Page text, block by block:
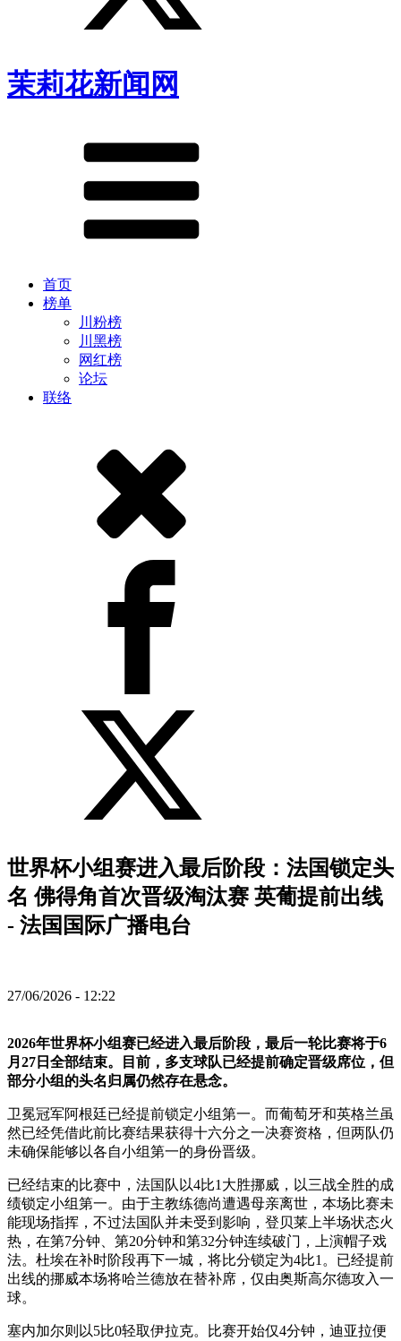
茉莉花新闻网
首页
榜单
川粉榜
川黑榜
网红榜
论坛
联络
世界杯小组赛进入最后阶段：法国锁定头
名 佛得角首次晋级淘汰赛 英葡提前出线
- 法国国际广播电台
27/06/2026 - 12:22
2026年世界杯小组赛已经进入最后阶段，最后一轮比赛将于6
月27日全部结束。目前，多支球队已经提前确定晋级席位，但
部分小组的头名归属仍然存在悬念。
卫冕冠军阿根廷已经提前锁定小组第一。而葡萄牙和英格兰虽
然已经凭借此前比赛结果获得十六分之一决赛资格，但两队仍
未确保能够以各自小组第一的身份晋级。
已经结束的比赛中，法国队以4比1大胜挪威，以三战全胜的成
绩锁定小组第一。由于主教练德尚遭遇母亲离世，本场比赛未
能现场指挥，不过法国队并未受到影响，登贝莱上半场状态火
热，在第7分钟、第20分钟和第32分钟连续破门，上演帽子戏
法。杜埃在补时阶段再下一城，将比分锁定为4比1。已经提前
出线的挪威本场将哈兰德放在替补席，仅由奥斯高尔德攻入一
球。
塞内加尔则以5比0轻取伊拉克。比赛开始仅4分钟，迪亚拉便